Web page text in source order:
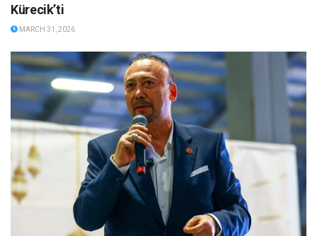
Kürecik’ti
MARCH 31, 2026